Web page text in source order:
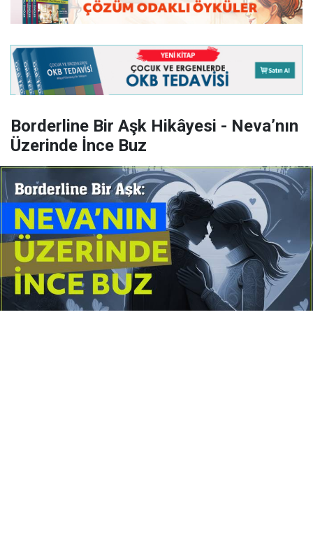
Borderline Bir Aşk Hikâyesi - Neva’nın
Üzerinde İnce Buz